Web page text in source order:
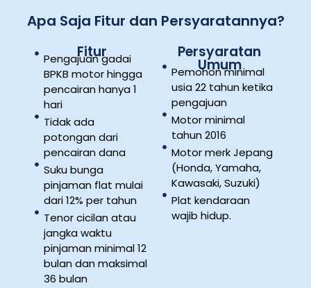
Apa Saja Fitur dan Persyaratannya?
Fitur
Pengajuan gadai
BPKB motor hingga
pencairan hanya 1
hari
Tidak ada
potongan dari
pencairan dana
Suku bunga
pinjaman flat mulai
dari 12% per tahun
Tenor cicilan atau
jangka waktu
pinjaman minimal 12
bulan dan maksimal
36 bulan
Persyaratan
Umum
Pemohon minimal
usia 22 tahun ketika
pengajuan
Motor minimal
tahun 2016
Motor merk Jepang
(Honda, Yamaha,
Kawasaki, Suzuki)
Plat kendaraan
wajib hidup.